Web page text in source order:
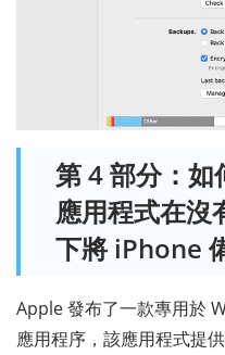
第 4 部分：
應用程式在沒
下將 iPhone
Apple 發布了一款專用於
應用程序，該應用程式提